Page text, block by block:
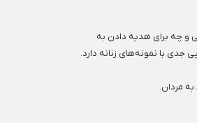
و چه برای هدیه دادن به
جدی با نمونه‌های زنانه دارد.
مردان.